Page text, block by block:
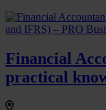
Financial
practical